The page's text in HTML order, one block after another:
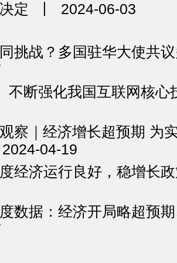
定
2024-06-03
挑战？多国驻华大使共
不断强化我国互联网核心
察｜经济增长超预期 为
2024-04-19
经济运行良好，稳增长
数据：经济开局略超预